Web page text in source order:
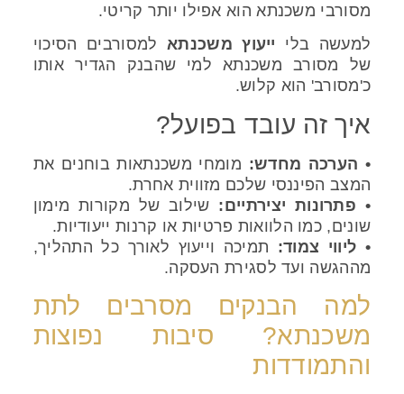
מסורבי משכנתא הוא אפילו יותר קריטי.
למעשה בלי ייעוץ משכנתאלמסורבים הסיכוי
של מסורב משכנתא למי שהבנק הגדיר אותו
כ'מסורב' הוא קלוש.
איך זה עובד בפועל?
• הערכה מחדש: מומחי משכנתאות בוחנים את
המצב הפיננסי שלכם מזווית אחרת.
• פתרונות יצירתיים: שילוב של מקורות מימון
שונים, כמו הלוואות פרטיות או קרנות ייעודיות.
• ליווי צמוד: תמיכה וייעוץ לאורך כל התהליך,
מההגשה ועד לסגירת העסקה.
למה הבנקים מסרבים לתת
משכנתא? סיבות נפוצות
והתמודדות